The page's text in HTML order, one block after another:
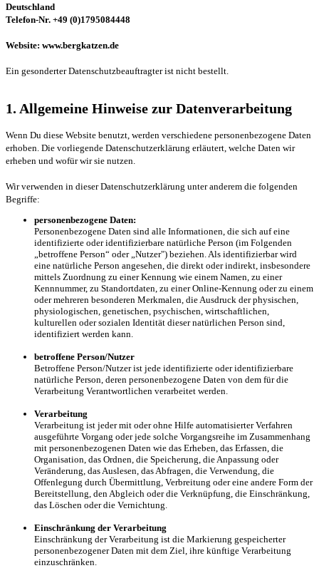
Deutschland
Telefon-Nr. +49 (0)1795084448
Website: www.bergkatzen.de
Ein gesonderter Datenschutzbeauftragter ist nicht bestellt.
1. Allgemeine Hinweise zur Datenverarbeitung
Wenn Du diese Website benutzt, werden verschiedene personenbezogene Daten
erhoben. Die vorliegende Datenschutzerklärung erläutert, welche Daten wir
erheben und wofür wir sie nutzen.
Wir verwenden in dieser Datenschutzerklärung unter anderem die folgenden
Begriffe:
personenbezogene Daten:
Personenbezogene Daten sind alle Informationen, die sich auf eine
identifizierte oder identifizierbare natürliche Person (im Folgenden
„betroffene Person“ oder „Nutzer") beziehen. Als identifizierbar wird
eine natürliche Person angesehen, die direkt oder indirekt, insbesondere
mittels Zuordnung zu einer Kennung wie einem Namen, zu einer
Kennnummer, zu Standortdaten, zu einer Online-Kennung oder zu einem
oder mehreren besonderen Merkmalen, die Ausdruck der physischen,
physiologischen, genetischen, psychischen, wirtschaftlichen,
kulturellen oder sozialen Identität dieser natürlichen Person sind,
identifiziert werden kann.
betroffene Person/Nutzer
Betroffene Person/Nutzer ist jede identifizierte oder identifizierbare
natürliche Person, deren personenbezogene Daten von dem für die
Verarbeitung Verantwortlichen verarbeitet werden.
Verarbeitung
Verarbeitung ist jeder mit oder ohne Hilfe automatisierter Verfahren
ausgeführte Vorgang oder jede solche Vorgangsreihe im Zusammenhang
mit personenbezogenen Daten wie das Erheben, das Erfassen, die
Organisation, das Ordnen, die Speicherung, die Anpassung oder
Veränderung, das Auslesen, das Abfragen, die Verwendung, die
Offenlegung durch Übermittlung, Verbreitung oder eine andere Form der
Bereitstellung, den Abgleich oder die Verknüpfung, die Einschränkung,
das Löschen oder die Vernichtung.
Einschränkung der Verarbeitung
Einschränkung der Verarbeitung ist die Markierung gespeicherter
personenbezogener Daten mit dem Ziel, ihre künftige Verarbeitung
einzuschränken.